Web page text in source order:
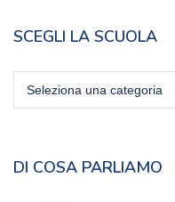
SCEGLI LA SCUOLA
Scegli
DI COSA PARLIAMO